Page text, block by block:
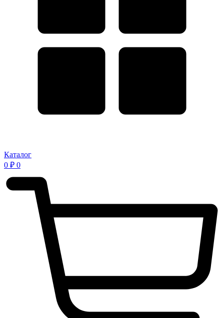
Каталог
0 ₽ 0